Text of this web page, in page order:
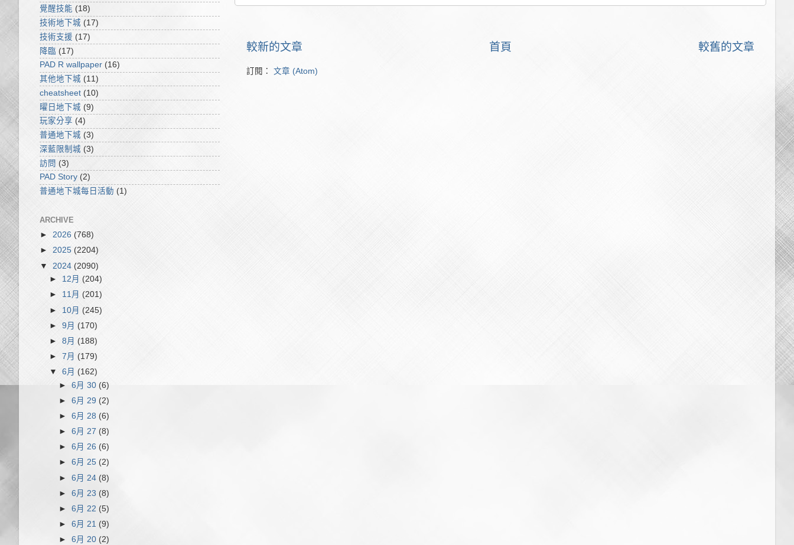
較新的文章 較舊的文章
首頁
訂閱： 文章 (Atom)
覺醒技能 (18)
技術地下城 (17)
技術支援 (17)
降臨 (17)
PAD R wallpaper (16)
其他地下城 (11)
cheatsheet (10)
曜日地下城 (9)
玩家分享 (4)
普通地下城 (3)
深藍限制城 (3)
訪問 (3)
PAD Story (2)
普通地下城每日活動 (1)
ARCHIVE
► 2026 (768)
► 2025 (2204)
▼ 2024 (2090)
► 12月(204)
► 11月 (201)
► 10月 (245)
►9月(170)
►8月(188)
►7月(179)
▼6月(162)
►6月 30(6)
►6月 29 (2)
►6月 28 (6)
►6月 27 (8)
►6月 26 (6)
►6月 25 (2)
►6月 24 (8)
►6月 23 (8)
►6月 22 (5)
►6月 21 (9)
►6月 20 (2)